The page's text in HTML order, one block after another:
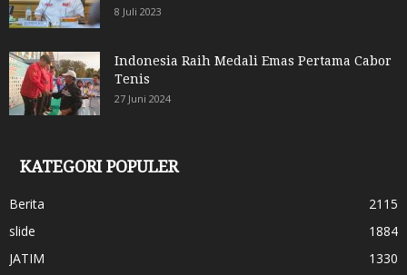
8 Juli 2023
Indonesia Raih Medali Emas Pertama Cabor
Tenis
27 Juni 2024
KATEGORI POPULER
Berita
2115
slide
1884
JATIM
1330